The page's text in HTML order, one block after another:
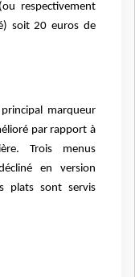
respectivement
soit 20 euros de
marqueur
par rapport à
Trois menus
en version
plats sont servis